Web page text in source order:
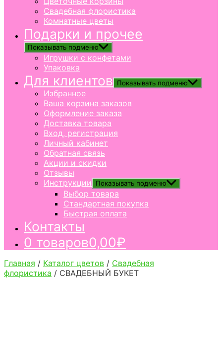
Свадебная флористика
Комнатные цветы
Подарки и прочее
Показывать подменю
Игрушки с конфетами
Упаковка
Для клиентов Показывать подменю
Избранное
Ваша корзина заказов
Оформление заказа
Доставка товара
Вход, регистрация
Личный кабинет
Обратная связь
Акции и скидки
Отзывы
Инструкции
Показывать подменю
Выбор товара
Стандартная покупка
Быстрая оплата
Контакты
0 товаров0,00₽
Главная / Каталог цветов / Свадебная
флористика / СВАДЕБНЫЙ БУКЕТ